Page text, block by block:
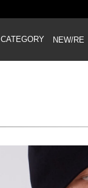
CATEGORY NEW/RE